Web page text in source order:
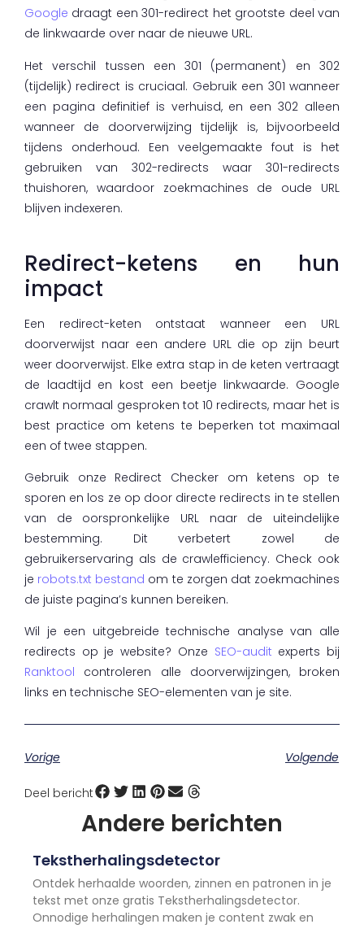
Google draagt een 301-redirect het grootste deel van
de linkwaarde over naar de nieuwe URL.
Het verschil tussen een 301 (permanent) en 302
(tijdelijk) redirect is cruciaal. Gebruik een 301 wanneer
een pagina definitief is verhuisd, en een 302 alleen
wanneer de doorverwijzing tijdelijk is, bijvoorbeeld
tijdens onderhoud. Een veelgemaakte fout is het
gebruiken van 302-redirects waar 301-redirects
thuishoren, waardoor zoekmachines de oude URL
blijven indexeren.
Redirect-ketens en hun
impact
Een redirect-keten ontstaat wanneer een URL
doorverwijst naar een andere URL die op zijn beurt
weer doorverwijst. Elke extra stap in de keten vertraagt
de laadtijd en kost een beetje linkwaarde. Google
crawlt normaal gesproken tot 10 redirects, maar het is
best practice om ketens te beperken tot maximaal
een of twee stappen.
Gebruik onze Redirect Checker om ketens op te
sporen en los ze op door directe redirects in te stellen
van de oorspronkelijke URL naar de uiteindelijke
bestemming. Dit verbetert zowel de
gebruikerservaring als de crawlefficiency. Check ook
je robots.txt bestand om te zorgen dat zoekmachines
de juiste pagina’s kunnen bereiken.
Wil je een uitgebreide technische analyse van alle
redirects op je website? Onze SEO-audit experts bij
Ranktool controleren alle doorverwijzingen, broken
links en technische SEO-elementen van je site.
Vorige Volgende
Deel bericht
Andere berichten
Tekstherhalingsdetector
Ontdek herhaalde woorden, zinnen en patronen in je
tekst met onze gratis Tekstherhalingsdetector.
Onnodige herhalingen maken je content zwak en